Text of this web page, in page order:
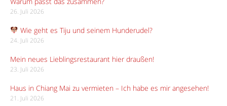
26. Juli 2026
Wie geht es Tiju und seinem Hunderudel?
24. Juli 2026
Mein neues Lieblingsrestaurant hier draußen!
23. Juli 2026
Haus in Chiang Mai zu vermieten – Ich habe es mir angesehen!
21. Juli 2026